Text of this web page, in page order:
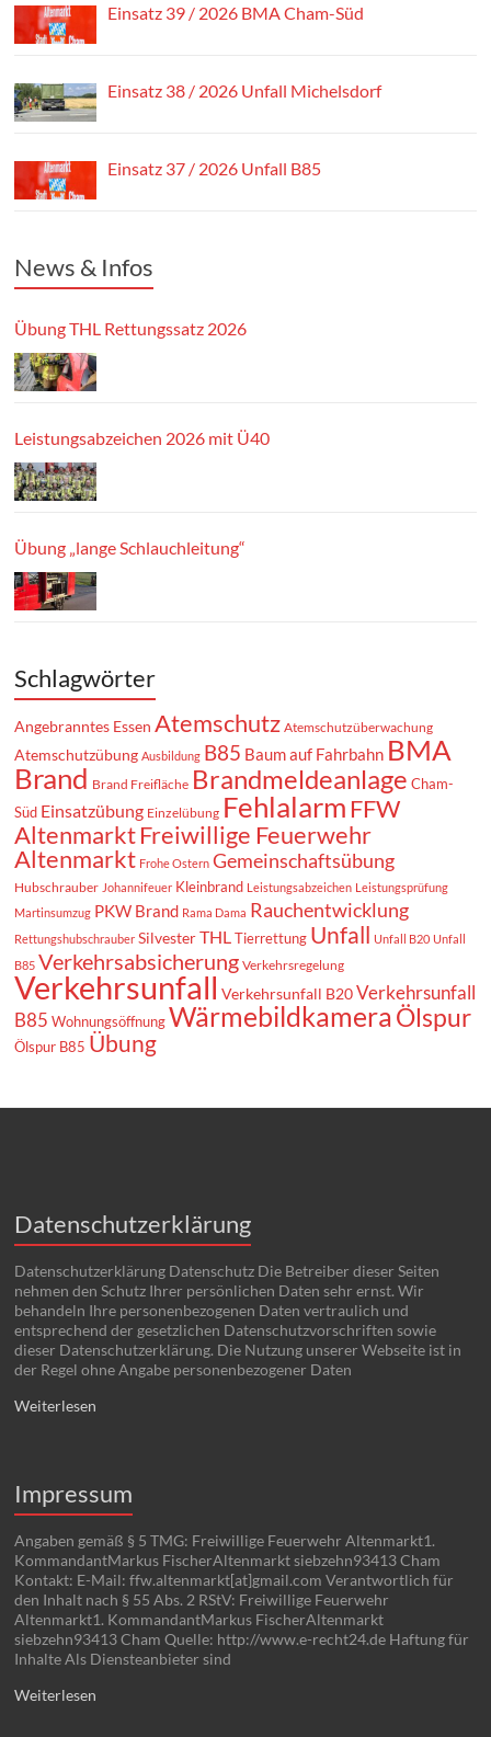
Einsatz 39 / 2026 BMA Cham-Süd
Einsatz 38 / 2026 Unfall Michelsdorf
Einsatz 37 / 2026 Unfall B85
News & Infos
Übung THL Rettungssatz 2026
Leistungsabzeichen 2026 mit Ü40
Übung „lange Schlauchleitung“
Schlagwörter
Angebranntes Essen Atemschutz Atemschutzüberwachung
Atemschutzübung Ausbildung B85 Baum auf Fahrbahn BMA
Brand Brand Freifläche Brandmeldeanlage Cham-
Süd Einsatzübung Einzelübung Fehlalarm FFW
AltenmarktFreiwillige Feuerwehr
Altenmarkt Frohe Ostern Gemeinschaftsübung
Hubschrauber Johannifeuer Kleinbrand Leistungsabzeichen Leistungsprüfung
Martinsumzug PKW Brand Rama Dama Rauchentwicklung
Rettungshubschrauber Silvester THL Tierrettung Unfall Unfall B20 Unfall
B85 Verkehrsabsicherung Verkehrsregelung
Verkehrsunfall Verkehrsunfall B20 Verkehrsunfall
B85 Wohnungsöffnung WärmebildkameraÖlspur
Ölspur B85 Übung
Datenschutzerklärung
Datenschutzerklärung Datenschutz Die Betreiber dieser Seiten
nehmen den Schutz Ihrer persönlichen Daten sehr ernst. Wir
behandeln Ihre personenbezogenen Daten vertraulich und
entsprechend der gesetzlichen Datenschutzvorschriften sowie
dieser Datenschutzerklärung. Die Nutzung unserer Webseite ist in
der Regel ohne Angabe personenbezogener Daten
Weiterlesen
Impressum
Angaben gemäß § 5 TMG: Freiwillige Feuerwehr Altenmarkt1.
KommandantMarkus FischerAltenmarkt siebzehn93413 Cham
Kontakt: E-Mail: ffw.altenmarkt[at]gmail.com Verantwortlich für
den Inhalt nach § 55 Abs. 2 RStV: Freiwillige Feuerwehr
Altenmarkt1. KommandantMarkus FischerAltenmarkt
siebzehn93413 Cham Quelle: http://www.e-recht24.de Haftung für
Inhalte Als Diensteanbieter sind
Weiterlesen